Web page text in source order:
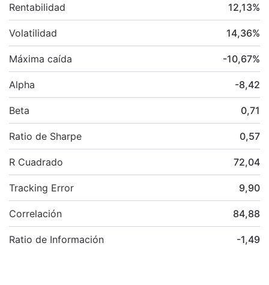
Rentabilidad 12,13%
Volatilidad 14,36%
Máxima caída -10,67%
Alpha -8,42
Beta 0,71
Ratio de Sharpe 0,57
R Cuadrado 72,04
Tracking Error 9,90
Correlación 84,88
Ratio de Información -1,49